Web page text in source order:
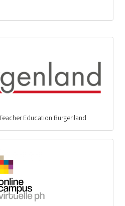
Education Burgenland